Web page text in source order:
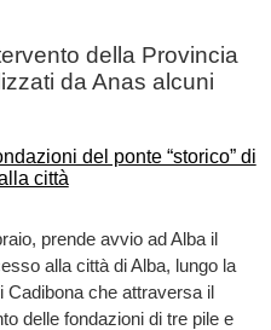
della Provincia
da Anas alcuni
prende avvio ad Alba il
alla città di Alba, lungo la
Cadibona che attraversa il
delle fondazioni di tre pile e